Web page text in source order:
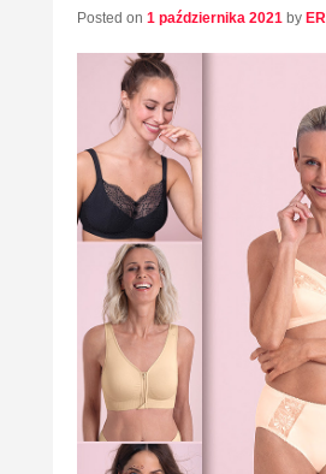
Posted on 1 października 2021 by